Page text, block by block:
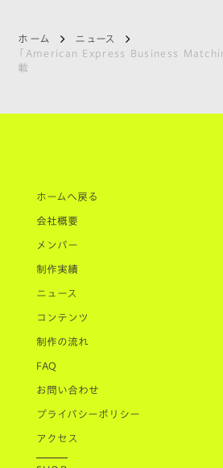
ホーム ニュース
「American Express Business
載
ホームへ戻る
会社概要
メンバー
制作実績
ニュース
コンテンツ
制作の流れ
FAQ
お問い合わせ
プライバシーポリシー
アクセス